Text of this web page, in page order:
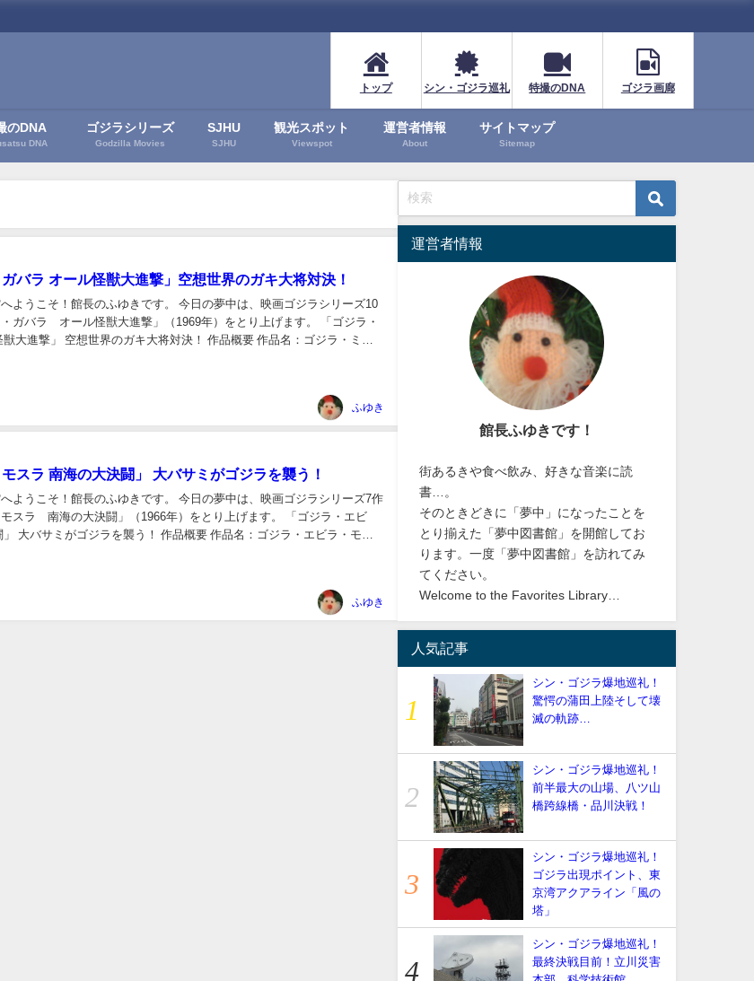
トップ シン・ゴジラ巡礼 特撮のDNA ゴジラ画廊
のDNA
DNA
ゴジラシリーズ
Godzilla Movies
SJHU
SJHU
観光スポット
Viewspot
運営者情報
About
サイトマップ
Sitemap
ガバラ オール怪獣大進撃」空想世界のガキ大将対決！
ようこそ！館長のふゆきです。 今日の夢中は、映画ゴジラシリーズ10
ガバラ オール怪獣大進撃」（1969年）をとり上げます。 「ゴジラ・
大進撃」 空想世界のガキ大将対決！ 作品概要 作品名：ゴジラ・ミニ
ふゆき
モスラ 南海の大決闘」 大バサミがゴジラを襲う！
ようこそ！館長のふゆきです。 今日の夢中は、映画ゴジラシリーズ7作
スラ 南海の大決闘」（1966年）をとり上げます。 「ゴジラ・エビ
大バサミがゴジラを襲う！ 作品概要 作品名：ゴジラ・エビラ・モス
ふゆき
運営者情報
館長ふゆきです！
街あるきや食べ飲み、好きな音楽に読
書…。
そのときどきに「夢中」になったことを
とり揃えた「夢中図書館」を開館してお
ります。一度「夢中図書館」を訪れてみ
てください。
Welcome to the Favorites Library…
人気記事
シン・ゴジラ爆地巡礼！
驚愕の蒲田上陸そして壊
滅の軌跡…
シン・ゴジラ爆地巡礼！
前半最大の山場、八ツ山
橋跨線橋・品川決戦！
シン・ゴジラ爆地巡礼！
ゴジラ出現ポイント、東
京湾アクアライン「風の
塔」
シン・ゴジラ爆地巡礼！
最終決戦目前！立川災害